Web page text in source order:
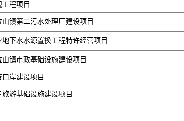
程项目
镇第二污水处理厂建设项目
下水水源置换工程特许经营项目
镇市政基础设施建设项目
岸建设项目
游基础设施建设项目